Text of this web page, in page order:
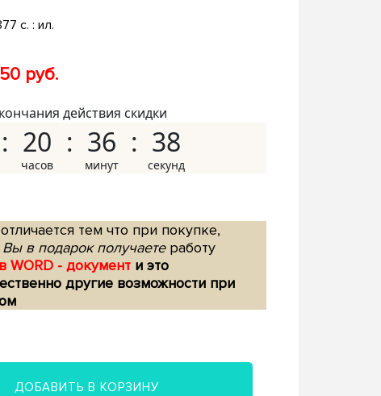
с. : ил.
руб.
действия скидки
20 36 37
тем что при покупке,
Вы в подарок получаетеработу
WORD - документ и это
другие возможности при
ДОБАВИТЬ В КОРЗИНУ